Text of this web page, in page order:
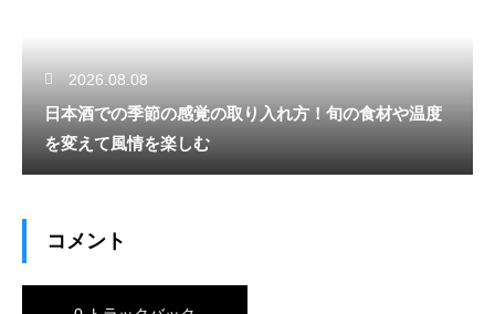
2026.08.08
日本酒での季節の感覚の取り入れ方！旬の食材や温度
を変えて風情を楽しむ
コメント